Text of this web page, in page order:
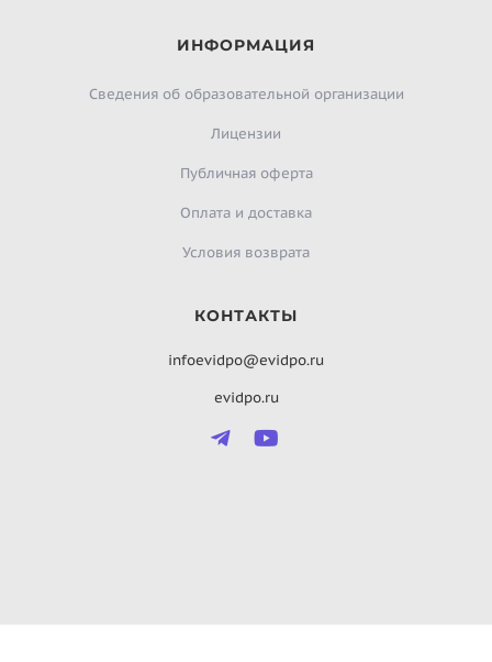
ИНФОРМАЦИЯ
Сведения об образовательной организации
Лицензии
Публичная оферта
Оплата и доставка
Условия возврата
КОНТАКТЫ
infoevidpo@evidpo.ru
evidpo.ru